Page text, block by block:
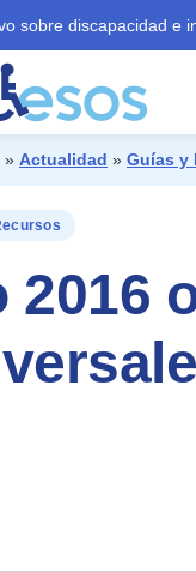
sobre discapacidad e
buscas?
» Actualidad » Guías y
2016